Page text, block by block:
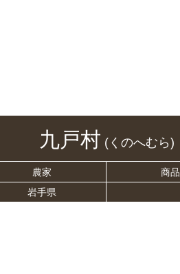
九戸村 (くのへむら)
農家 商品
岩手県